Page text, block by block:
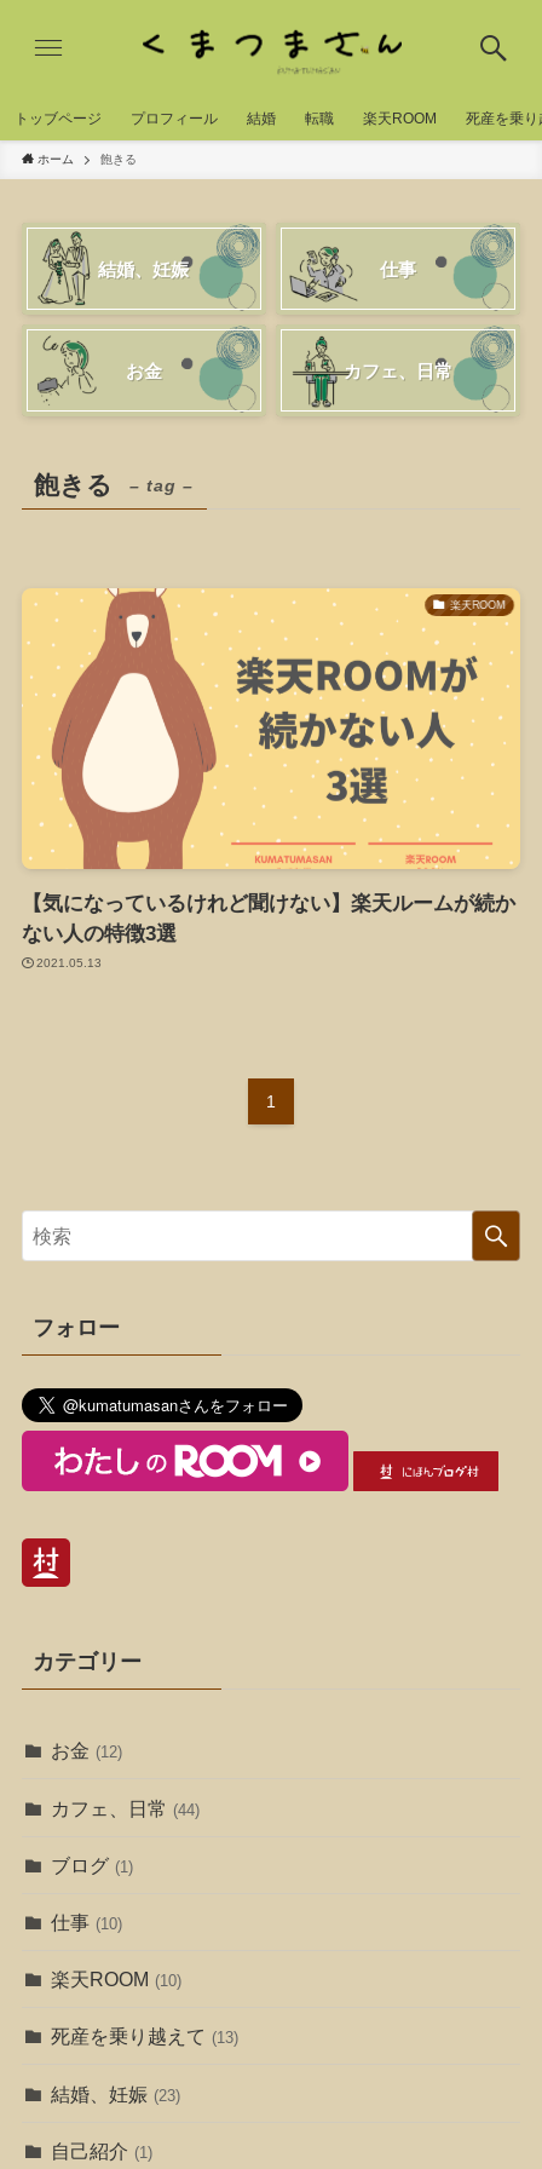
トッブページ プロフィール 結婚 転職 楽天ROOM 死産を乗り
ホーム 飽きる
結婚、妊娠 仕事
お金 カフェ、日常
飽きる – tag –
楽天ROOM
【気になっているけれど聞けない】楽天ルームが続か
ない人の特徴3選
2021.05.13
1
フォロー
カテゴリー
お金 (12)
カフェ、日常 (44)
ブログ (1)
仕事 (10)
楽天ROOM (10)
死産を乗り越えて (13)
結婚、妊娠 (23)
自己紹介 (1)